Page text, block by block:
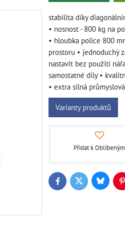
stabilita díky
• nosnost - 800 kg na
• hloubka police 800
prostoru • jednoduchý
nastavit bez použití
samostatné díly •
• extra silná
Varianty produktů
Přidat k Oblíbeným
FacebookTwitter Bluesky